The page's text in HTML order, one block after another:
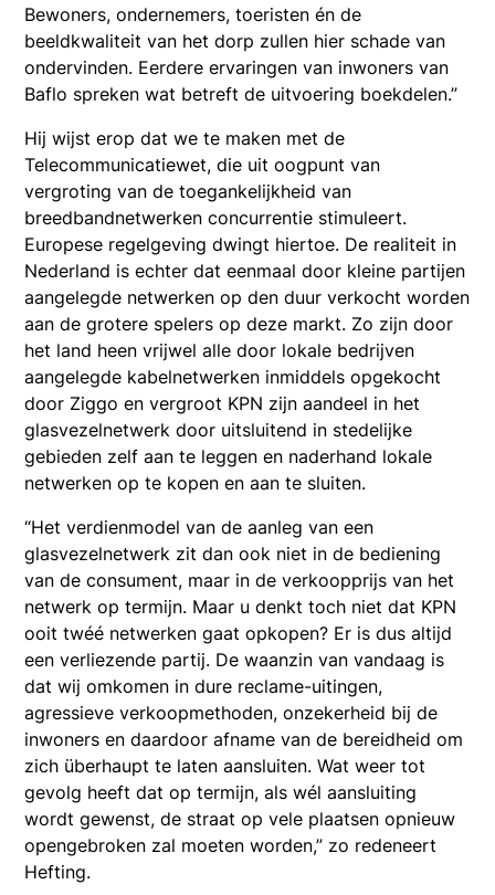
Bewoners, ondernemers, toeristen én de
beeldkwaliteit van het dorp zullen hier schade van
ondervinden. Eerdere ervaringen van inwoners van
Baflo spreken wat betreft de uitvoering boekdelen.”
Hij wijst erop dat we te maken met de
Telecommunicatiewet, die uit oogpunt van
vergroting van de toegankelijkheid van
breedbandnetwerken concurrentie stimuleert.
Europese regelgeving dwingt hiertoe. De realiteit in
Nederland is echter dat eenmaal door kleine partijen
aangelegde netwerken op den duur verkocht worden
aan de grotere spelers op deze markt. Zo zijn door
het land heen vrijwel alle door lokale bedrijven
aangelegde kabelnetwerken inmiddels opgekocht
door Ziggo en vergroot KPN zijn aandeel in het
glasvezelnetwerk door uitsluitend in stedelijke
gebieden zelf aan te leggen en naderhand lokale
netwerken op te kopen en aan te sluiten.
“Het verdienmodel van de aanleg van een
glasvezelnetwerk zit dan ook niet in de bediening
van de consument, maar in de verkoopprijs van het
netwerk op termijn. Maar u denkt toch niet dat KPN
ooit twéé netwerken gaat opkopen? Er is dus altijd
een verliezende partij. De waanzin van vandaag is
dat wij omkomen in dure reclame-uitingen,
agressieve verkoopmethoden, onzekerheid bij de
inwoners en daardoor afname van de bereidheid om
zich überhaupt te laten aansluiten. Wat weer tot
gevolg heeft dat op termijn, als wél aansluiting
wordt gewenst, de straat op vele plaatsen opnieuw
opengebroken zal moeten worden,” zo redeneert
Hefting.